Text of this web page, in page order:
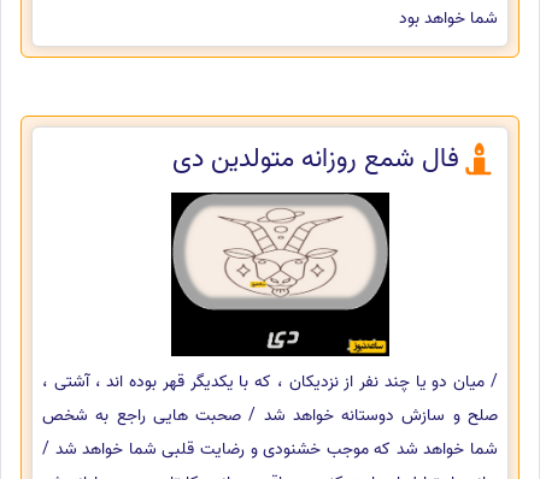
شما خواهد بود
فال شمع روزانه متولدین دی
/ میان دو یا چند نفر از نزدیکان ، که با یکدیگر قهر بوده اند ، آشتی ،
صلح و سازش دوستانه خواهد شد / صحبت هایی راجع به شخص
شما خواهد شد که موجب خشنودی و رضایت قلبی شما خواهد شد /